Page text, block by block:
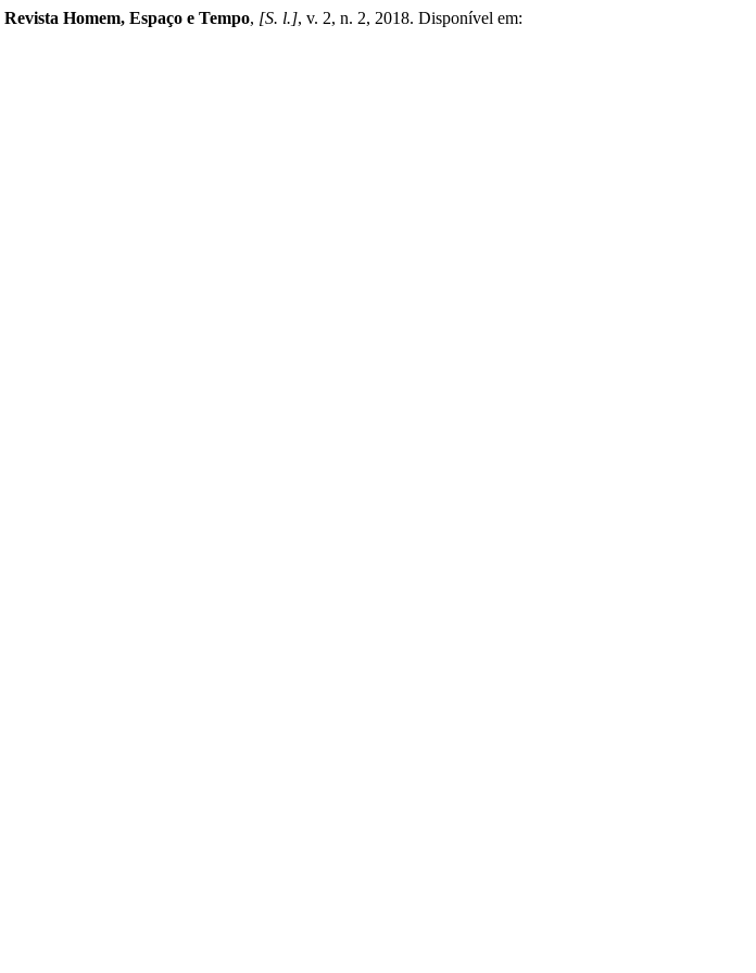
Revista Homem, Espaço e Tempo, [S. l.], v. 2, n. 2, 2018. Disponível em: